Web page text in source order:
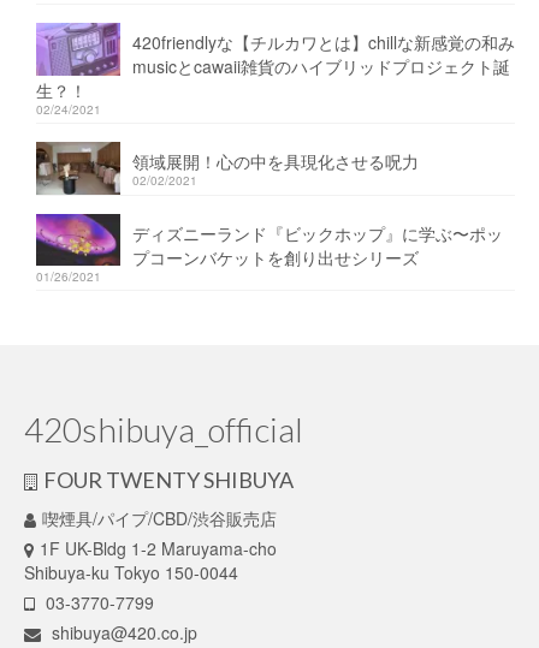
420friendlyな【チルカワとは】chillな新感覚の和み
musicとcawaii雑貨のハイブリッドプロジェクト誕
生？！
02/24/2021
領域展開！心の中を具現化させる呪力
02/02/2021
ディズニーランド『ビックホップ』に学ぶ〜ポッ
プコーンバケットを創り出せシリーズ
01/26/2021
420shibuya_official
FOUR TWENTY SHIBUYA
喫煙具/パイプ/CBD/渋谷販売店
1F UK-Bldg 1-2 Maruyama-cho
Shibuya-ku Tokyo 150-0044
03-3770-7799
shibuya@420.co.jp